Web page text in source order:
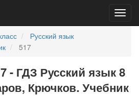
Русский язык
517
- ГДЗ Русский язык 8
Крючков. Учебник